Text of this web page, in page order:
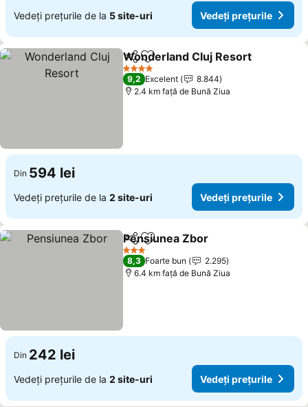
Vedeți prețurile de la 5 site-uri Vedeți prețurile
DistribuițiAdăugaţi la favorite
Wonderland Cluj Resort
4 Stele
9,2 Excelent
8.844
2.4 km faţă de Bună Ziua
Din 594 lei
Vedeți prețurile de la 2 site-uri Vedeți prețurile
DistribuițiAdăugaţi la favorite
Pensiunea Zbor
3 Stele
8,3 Foarte bun
2.295
6.4 km faţă de Bună Ziua
Din 242 lei
Vedeți prețurile de la 2 site-uri Vedeți prețurile